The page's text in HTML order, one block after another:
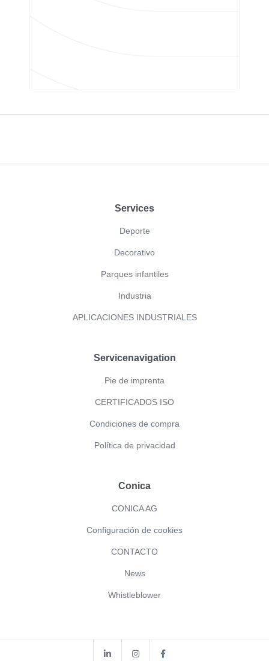
Services
Deporte
Decorativo
Parques infantiles
Industria
APLICACIONES INDUSTRIALES
Servicenavigation
Pie de imprenta
CERTIFICADOS ISO
Condiciones de compra
Política de privacidad
Conica
CONICA AG
Configuración de cookies
CONTACTO
News
Whistleblower